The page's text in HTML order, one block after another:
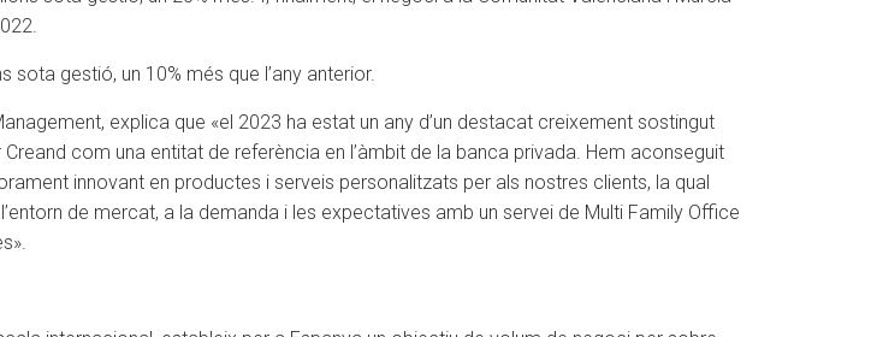
gestió, un 10% més que l’any anterior.
explica que «el 2023 ha estat un any d’un destacat creixement sostingut
com una entitat de referència en l’àmbit de la banca privada. Hem aconseguit
innovant en productes i serveis personalitzats per als nostres clients, la qual
de mercat, a la demanda i les expectatives amb un servei de Multi Family Office